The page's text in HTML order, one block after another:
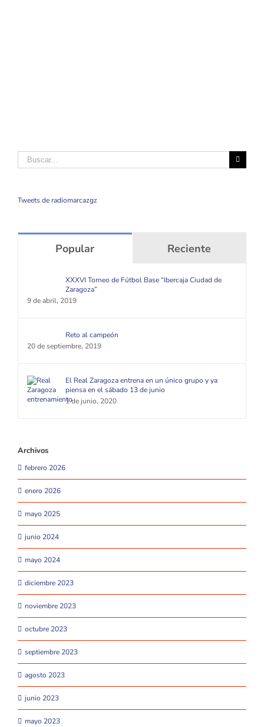
Buscar
Tweets de radiomarcazgz
Popular Reciente
XXXVI Torneo de Fútbol Base “Ibercaja Ciudad de
Zaragoza”
9 de abril, 2019
Reto al campeón
20 de septiembre, 2019
El Real Zaragoza entrena en un único grupo y ya
piensa en el sábado 13 de junio
1 de junio, 2020
Archivos
febrero 2026
enero 2026
mayo 2025
junio 2024
mayo 2024
diciembre 2023
noviembre 2023
octubre 2023
septiembre 2023
agosto 2023
junio 2023
mayo 2023